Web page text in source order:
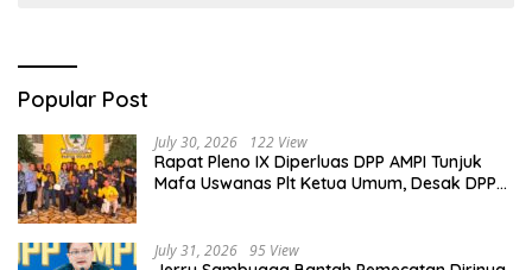
Popular Post
July 30, 2026 122 View
Rapat Pleno IX Diperluas DPP AMPI Tunjuk
Mafa Uswanas Plt Ketua Umum, Desak DPP
July 31, 2026 95 View